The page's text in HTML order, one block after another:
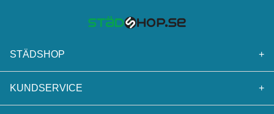
STÄDSHOP +
KUNDSERVICE +